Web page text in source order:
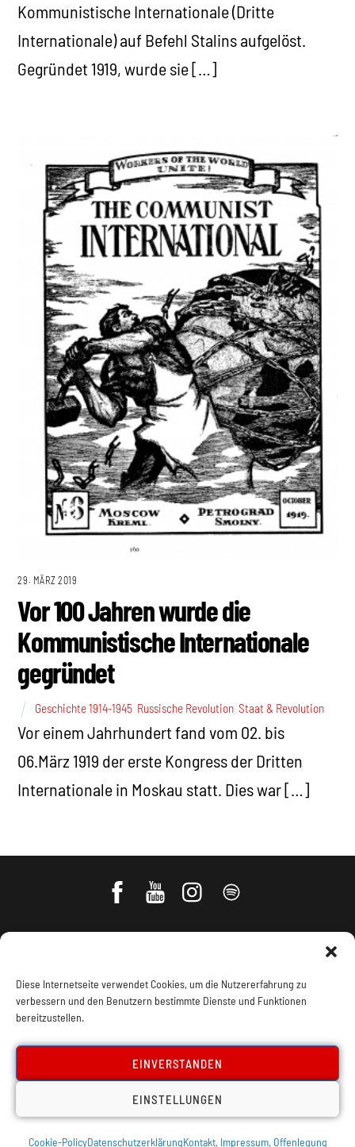
Diese Internetseite verwendet Cookies, um die Nutzererfahrung zu
verbessern und den Benutzern bestimmte Dienste und Funktionen
bereitzustellen.
EINVERSTANDEN
EINSTELLUNGEN
Cookie-PolicyDatenschutzerklärungKontakt, Impressum, Offenlegung
Kommunistische Internationale (Dritte
Internationale) auf Befehl Stalins aufgelöst.
Gegründet 1919, wurde sie […]
29. MÄRZ 2019
Vor 100 Jahren wurde die
Kommunistische Internationale
gegründet
Geschichte 1914-1945 Russische Revolution ,Staat & Revolution
Vor einem Jahrhundert fand vom 02. bis
06.März 1919 der erste Kongress der Dritten
Internationale in Moskau statt. Dies war […]
Impressum, Offenlegung Cookie Policy
Datenschutz Kontakt